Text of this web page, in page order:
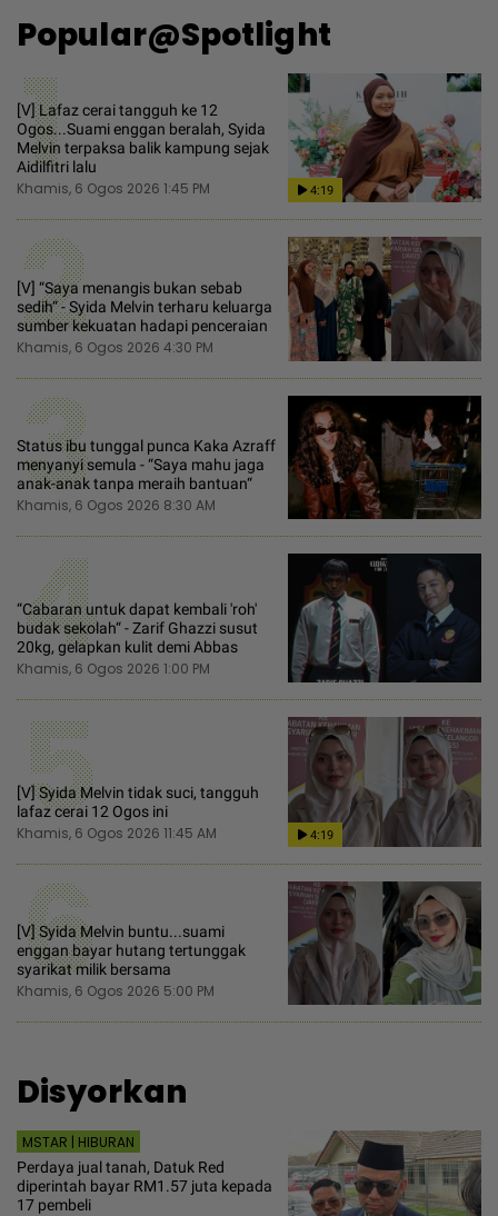
Popular@Spotlight
1
[V] Lafaz cerai tangguh ke 12
Ogos...Suami enggan beralah, Syida
Melvin terpaksa balik kampung sejak
Aidilfitri lalu
Khamis, 6 Ogos 2026 1:45 PM 4:19
2
[V] “Saya menangis bukan sebab
sedih“ - Syida Melvin terharu keluarga
sumber kekuatan hadapi penceraian
Khamis, 6 Ogos 2026 4:30 PM
3
Status ibu tunggal punca Kaka Azraff
menyanyi semula - “Saya mahu jaga
anak-anak tanpa meraih bantuan“
Khamis, 6 Ogos 2026 8:30 AM
4
“Cabaran untuk dapat kembali 'roh'
budak sekolah“ - Zarif Ghazzi susut
20kg, gelapkan kulit demi Abbas
Khamis, 6 Ogos 2026 1:00 PM
5
[V] Syida Melvin tidak suci, tangguh
lafaz cerai 12 Ogos ini
Khamis, 6 Ogos 2026 11:45 AM 4:19
6
[V] Syida Melvin buntu...suami
enggan bayar hutang tertunggak
syarikat milik bersama
Khamis, 6 Ogos 2026 5:00 PM
Disyorkan
MSTAR | HIBURAN
Perdaya jual tanah, Datuk Red
diperintah bayar RM1.57 juta kepada
17 pembeli